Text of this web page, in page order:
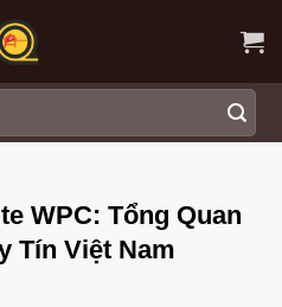
WPC: Tổng Quan
Tín Việt Nam